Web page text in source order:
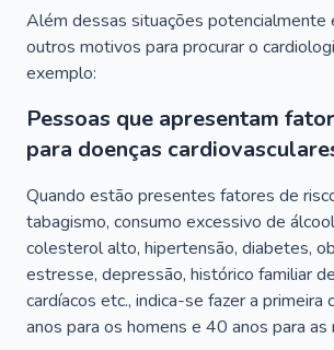
Além dessas situações potencialmente
outros motivos para procurar o
exemplo:
Pessoas que apresentam
para doenças
Quando estão presentes fatores de
tabagismo, consumo excessivo de
colesterol alto, hipertensão, diabetes,
estresse, depressão, histórico familiar
cardíacos etc., indica-se fazer a primeira
anos para os homens e 40 anos para as